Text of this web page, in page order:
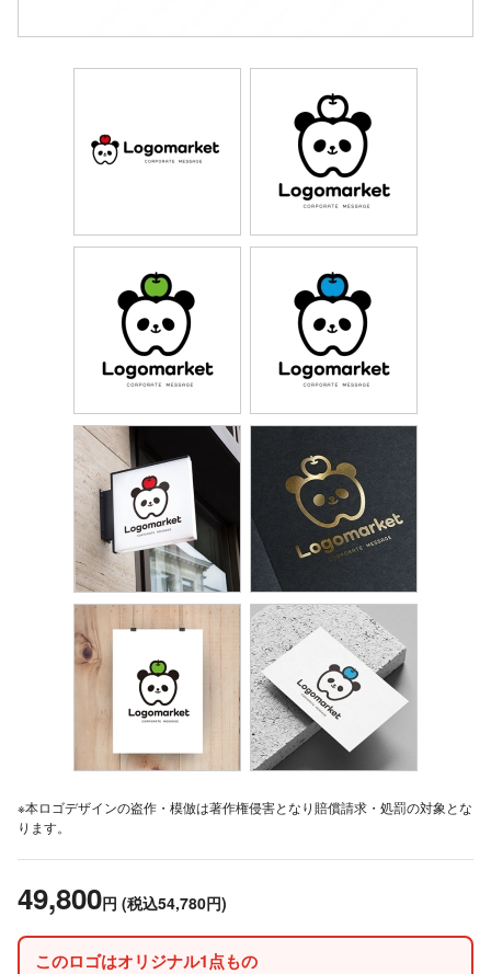
※本ロゴデザインの盗作・模倣は著作権侵害となり賠償請求・処罰の対象とな
ります。
49,800円 (税込54,780円)
このロゴはオリジナル1点もの